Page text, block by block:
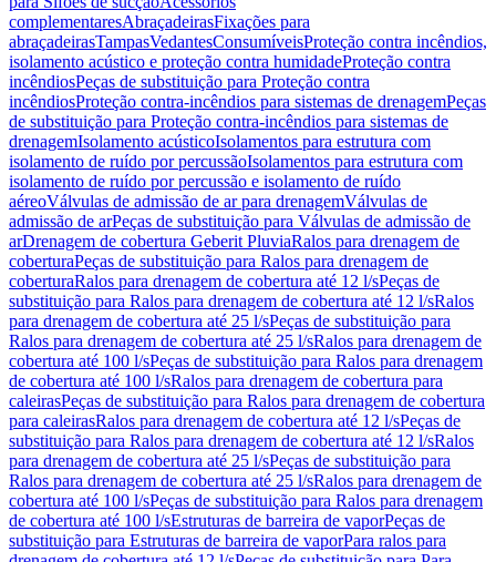
complementaresAbraçadeirasFixações para
abraçadeirasTampasVedantesConsumíveisProteção contra incêndios,
isolamento acústico e proteção contra humidadeProteção contra
incêndiosPeças de substituição para Proteção contra
incêndiosProteção contra-incêndios para sistemas de drenagemPeças
de substituição para Proteção contra-incêndios para sistemas de
drenagemIsolamento acústicoIsolamentos para estrutura com
isolamento de ruído por percussãoIsolamentos para estrutura com
isolamento de ruído por percussão e isolamento de ruído
aéreoVálvulas de admissão de ar para drenagemVálvulas de
admissão de arPeças de substituição para Válvulas de admissão de
arDrenagem de cobertura Geberit PluviaRalos para drenagem de
coberturaPeças de substituição para Ralos para drenagem de
coberturaRalos para drenagem de cobertura até 12 l/sPeças de
substituição para Ralos para drenagem de cobertura até 12 l/sRalos
para drenagem de cobertura até 25 l/sPeças de substituição para
Ralos para drenagem de cobertura até 25 l/sRalos para drenagem de
cobertura até 100 l/sPeças de substituição para Ralos para drenagem
de cobertura até 100 l/sRalos para drenagem de cobertura para
caleirasPeças de substituição para Ralos para drenagem de cobertura
para caleirasRalos para drenagem de cobertura até 12 l/sPeças de
substituição para Ralos para drenagem de cobertura até 12 l/sRalos
para drenagem de cobertura até 25 l/sPeças de substituição para
Ralos para drenagem de cobertura até 25 l/sRalos para drenagem de
cobertura até 100 l/sPeças de substituição para Ralos para drenagem
de cobertura até 100 l/sEstruturas de barreira de vaporPeças de
substituição para Estruturas de barreira de vaporPara ralos para